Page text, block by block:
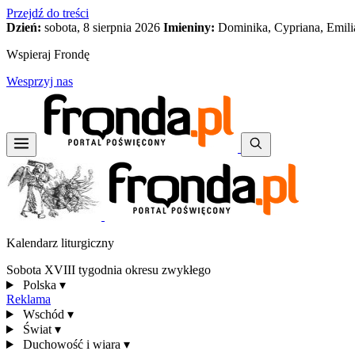
Przejdź do treści
Dzień: sobota, 8 sierpnia 2026 Imieniny: Dominika, Cypriana,
Wspieraj Frondę
Wesprzyj nas
Kalendarz liturgiczny
Sobota XVIII tygodnia okresu zwykłego
Polska ▾
Reklama
Wschód ▾
Świat ▾
Duchowość i wiara ▾